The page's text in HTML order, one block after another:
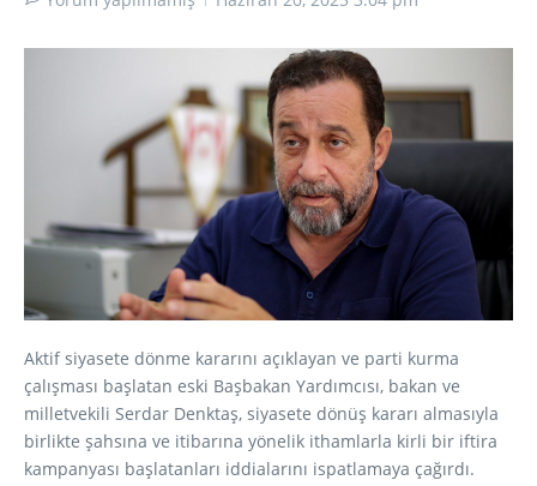
Aktif siyasete dönme kararını açıklayan ve parti kurma
çalışması başlatan eski Başbakan Yardımcısı, bakan ve
milletvekili Serdar Denktaş, siyasete dönüş kararı almasıyla
birlikte şahsına ve itibarına yönelik ithamlarla kirli bir iftira
kampanyası başlatanları iddialarını ispatlamaya çağırdı.